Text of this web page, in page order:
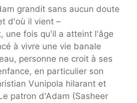
grandit sans aucun doute
d'où il vient –
une fois qu'il a atteint l'âge
à vivre une vie banale
personne ne croit à ses
en particulier son
Vunipola hilarant et
patron d'Adam (Sasheer